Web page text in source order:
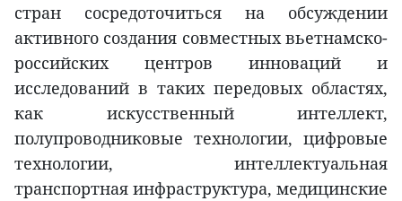
стран сосредоточиться на обсуждении
активного создания совместных вьетнамско-
российских центров инноваций и
исследований в таких передовых областях,
как искусственный интеллект,
полупроводниковые технологии, цифровые
технологии, интеллектуальная
транспортная инфраструктура, медицинские